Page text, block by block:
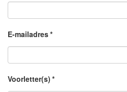
E-mailadres*
Voorletter(s) *